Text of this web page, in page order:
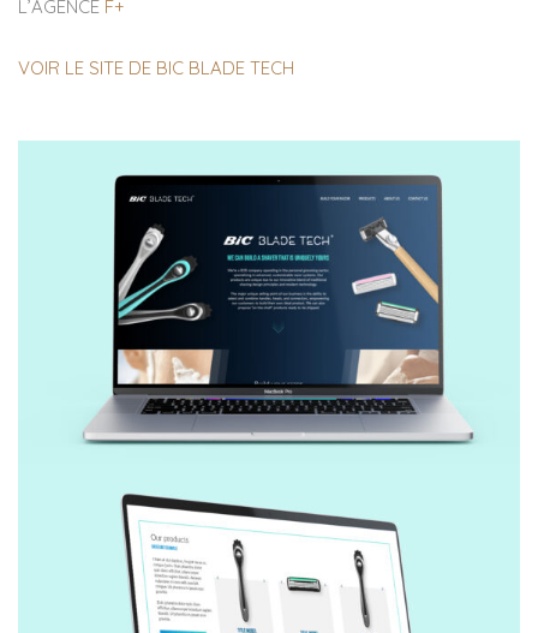
L’AGENCE F+
VOIR LE SITE DE BIC BLADE TECH